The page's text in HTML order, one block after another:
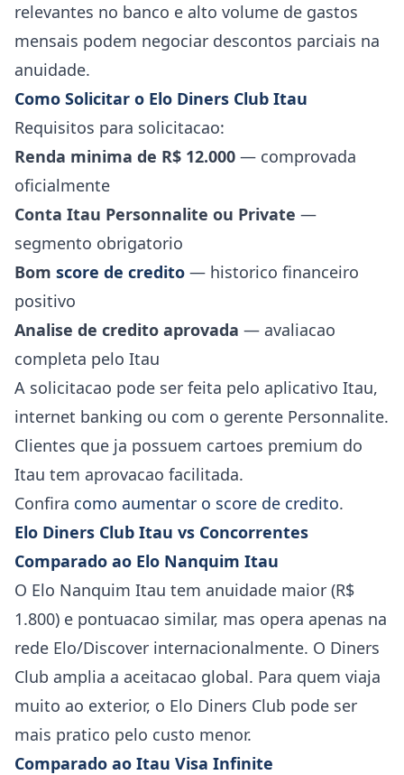
relevantes no banco e alto volume de gastos
mensais podem negociar descontos parciais na
anuidade.
Como Solicitar o Elo Diners Club Itau
Requisitos para solicitacao:
Renda minima de R$ 12.000 — comprovada
oficialmente
Conta Itau Personnalite ou Private —
segmento obrigatorio
Bom score de credito — historico financeiro
positivo
Analise de credito aprovada — avaliacao
completa pelo Itau
A solicitacao pode ser feita pelo aplicativo Itau,
internet banking ou com o gerente Personnalite.
Clientes que ja possuem cartoes premium do
Itau tem aprovacao facilitada.
Confira como aumentar o score de credito.
Elo Diners Club Itau vs Concorrentes
Comparado ao Elo Nanquim Itau
O Elo Nanquim Itau tem anuidade maior (R$
1.800) e pontuacao similar, mas opera apenas na
rede Elo/Discover internacionalmente. O Diners
Club amplia a aceitacao global. Para quem viaja
muito ao exterior, o Elo Diners Club pode ser
mais pratico pelo custo menor.
Comparado ao Itau Visa Infinite